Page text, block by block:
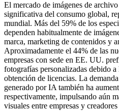
El mercado de imágenes de
significativa del consumo global,
mundial. Más del 59% de los
dependen habitualmente de
marca, marketing de contenidos y
Aproximadamente el 44% de las
empresas con sede en EE. UU.
fotografías personalizadas debido
obtención de licencias. La
generado por IA también ha
respectivamente, impulsando aún
visuales entre empresas y